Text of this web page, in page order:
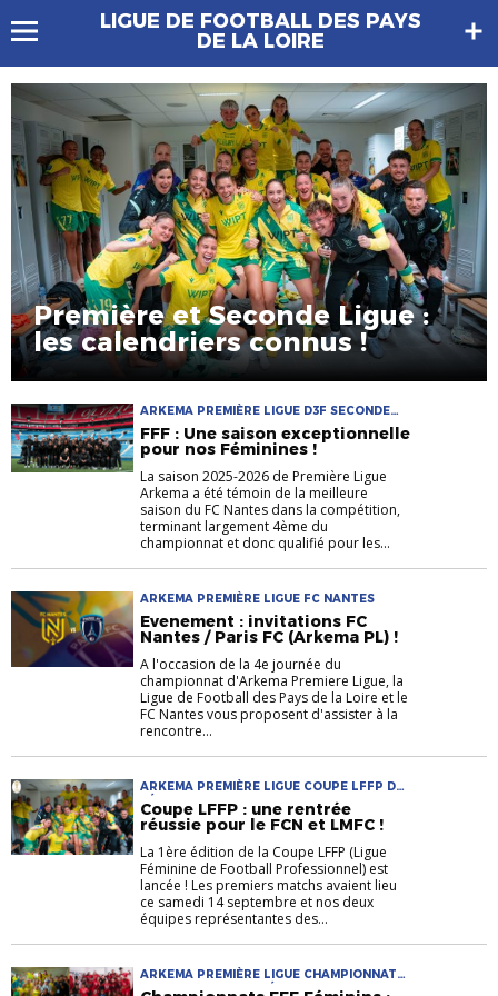
LIGUE DE FOOTBALL DES PAYS
DE LA LOIRE
Première et Seconde Ligue :
les calendriers connus !
ARKEMA PREMIÈRE LIGUE D3F SECONDE
LIGUE
FFF : Une saison exceptionnelle
pour nos Féminines !
La saison 2025-2026 de Première Ligue
Arkema a été témoin de la meilleure
saison du FC Nantes dans la compétition,
terminant largement 4ème du
championnat et donc qualifié pour les...
ARKEMA PREMIÈRE LIGUE FC NANTES
Evenement : invitations FC
Nantes / Paris FC (Arkema PL) !
A l'occasion de la 4e journée du
championnat d'Arkema Premiere Ligue, la
Ligue de Football des Pays de la Loire et le
FC Nantes vous proposent d'assister à la
rencontre...
ARKEMA PREMIÈRE LIGUE COUPE LFFP D2
FÉMININE
Coupe LFFP : une rentrée
réussie pour le FCN et LMFC !
La 1ère édition de la Coupe LFFP (Ligue
Féminine de Football Professionnel) est
lancée ! Les premiers matchs avaient lieu
ce samedi 14 septembre et nos deux
équipes représentantes des...
ARKEMA PREMIÈRE LIGUE CHAMPIONNAT
NATIONAL U19F D2 FÉMININE D3F